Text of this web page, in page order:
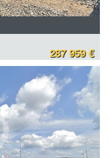
287 959 €